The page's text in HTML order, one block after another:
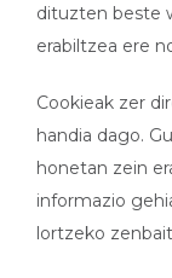
dituzten beste
erabiltzea ere
Cookieak zer
handia dago.
honetan zein
informazio
lortzeko